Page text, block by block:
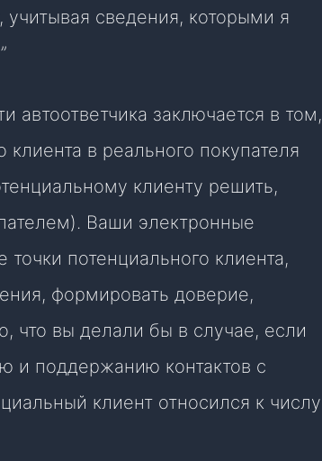
учитывая сведения, которыми я
автоответчика заключается в том,
в реального покупателя
клиенту решить,
Ваши электронные
потенциального клиента,
формировать доверие,
что вы делали бы в случае, если
поддержанию контактов с
клиент относился к числу